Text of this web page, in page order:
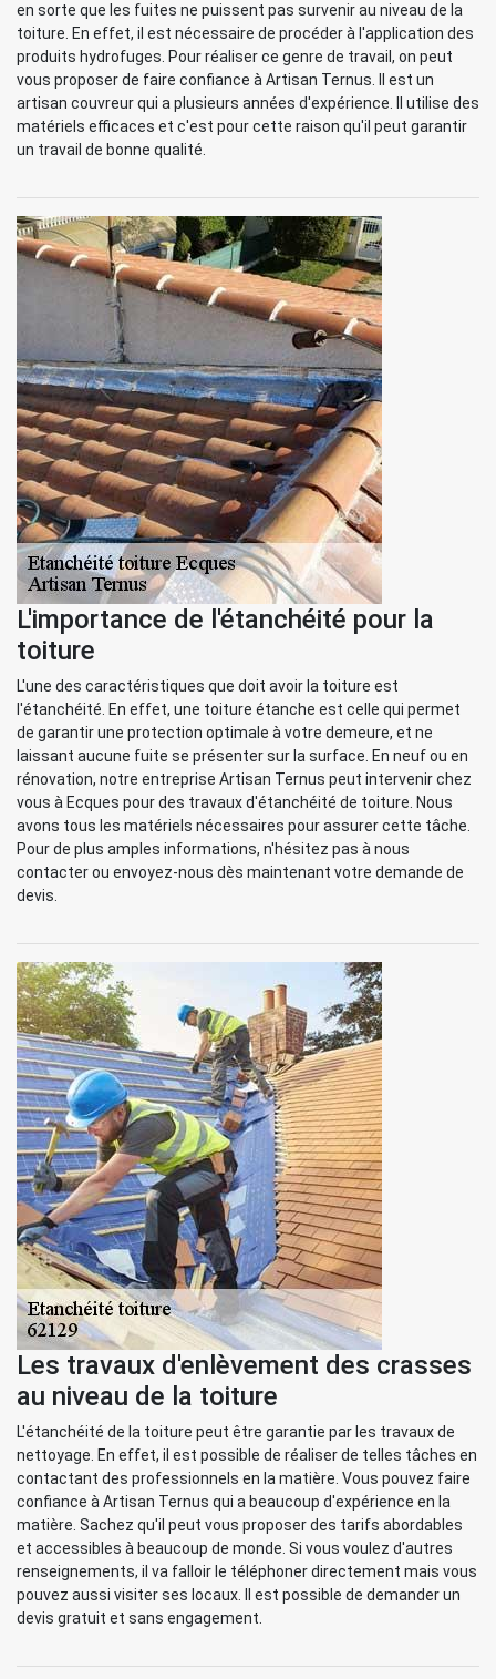
en sorte que les fuites ne puissent pas survenir au niveau de la
toiture. En effet, il est nécessaire de procéder à l'application des
produits hydrofuges. Pour réaliser ce genre de travail, on peut
vous proposer de faire confiance à Artisan Ternus. Il est un
artisan couvreur qui a plusieurs années d'expérience. Il utilise des
matériels efficaces et c'est pour cette raison qu'il peut garantir
un travail de bonne qualité.
L'importance de l'étanchéité pour la
toiture
L'une des caractéristiques que doit avoir la toiture est
l'étanchéité. En effet, une toiture étanche est celle qui permet
de garantir une protection optimale à votre demeure, et ne
laissant aucune fuite se présenter sur la surface. En neuf ou en
rénovation, notre entreprise Artisan Ternus peut intervenir chez
vous à Ecques pour des travaux d'étanchéité de toiture. Nous
avons tous les matériels nécessaires pour assurer cette tâche.
Pour de plus amples informations, n'hésitez pas à nous
contacter ou envoyez-nous dès maintenant votre demande de
devis.
Les travaux d'enlèvement des crasses
au niveau de la toiture
L'étanchéité de la toiture peut être garantie par les travaux de
nettoyage. En effet, il est possible de réaliser de telles tâches en
contactant des professionnels en la matière. Vous pouvez faire
confiance à Artisan Ternus qui a beaucoup d'expérience en la
matière. Sachez qu'il peut vous proposer des tarifs abordables
et accessibles à beaucoup de monde. Si vous voulez d'autres
renseignements, il va falloir le téléphoner directement mais vous
pouvez aussi visiter ses locaux. Il est possible de demander un
devis gratuit et sans engagement.